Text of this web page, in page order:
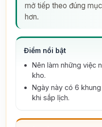
mở tiếp theo đúng
hơn.
Điểm nổi bật
Nên làm những việc
kho.
Ngày này có 6
khi sắp lịch.